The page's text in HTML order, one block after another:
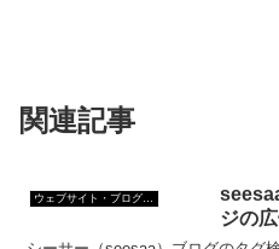
関連記事
ジの